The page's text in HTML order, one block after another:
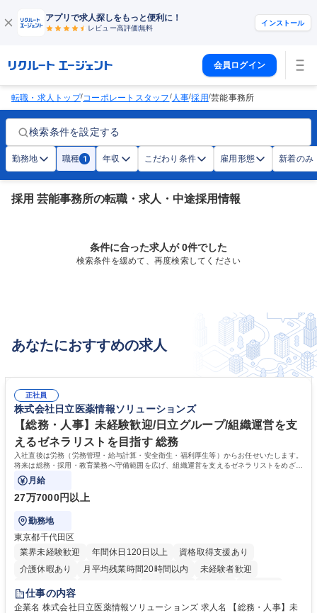
アプリで求人探しをもっと便利に！
レビュー高評価無料
インストール
会員ログイン
転職・求人トップ/コーポレートスタッフ/人事/採用/芸能事務所
検索条件を設定する
勤務地 職種 1 年収 こだわり条件 雇用形態 新着のみ
採用 芸能事務所の転職・求人・中途採用情報
条件に合った求人が 0件でした
検索条件を緩めて、再度検索してください
あなたにおすすめの求人
正社員
株式会社日立医薬情報ソリューションズ
【総務・人事】未経験歓迎/日立グループ/組織運営を支
えるゼネラリストを目指す 総務
入社直後は労務（労務管理・給与計算・安全衛生・福利厚生等）からお任せいたします。
将来は総務・採用・教育業務へ守備範囲を広げ、組織運営を支えるゼネラリストをめざせ
ます。
月給
27万7000円以上
勤務地
東京都千代田区
業界未経験歓迎
年間休日120日以上
資格取得支援あり
介護休暇あり
月平均残業時間20時間以内
未経験者歓迎
住宅手当あり
育休あり
完全週休2日制 交通費支給 土日祝休み 寮・社宅あり
仕事の内容
企業名 株式会社日立医薬情報ソリューションズ 求人名 【総務・人事】未